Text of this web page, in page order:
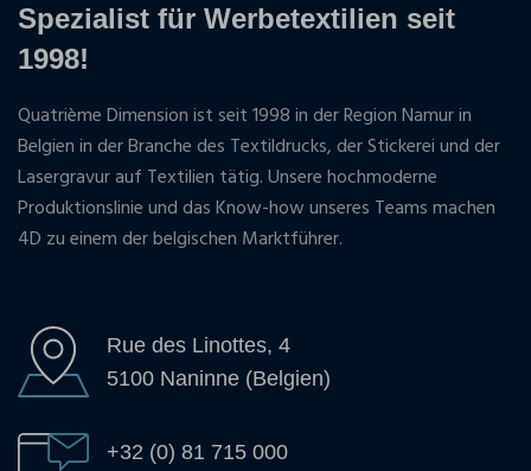
Spezialist für Werbetextilien seit
1998!
Quatrième Dimension ist seit 1998 in der Region Namur in
Belgien in der Branche des Textildrucks, der Stickerei und der
Lasergravur auf Textilien tätig. Unsere hochmoderne
Produktionslinie und das Know-how unseres Teams machen
4D zu einem der belgischen Marktführer.
Rue des Linottes, 4
5100 Naninne (Belgien)
+32 (0) 81 715 000